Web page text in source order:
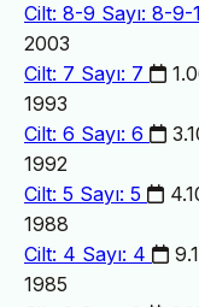
Cilt: 8-9 Sayı: 8-9-
2003
Cilt: 7 Sayı: 7
1993
Cilt: 6 Sayı: 6
1992
Cilt: 5 Sayı: 5
1988
Cilt: 4 Sayı: 4
1985